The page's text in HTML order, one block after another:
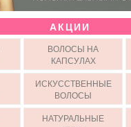
АКЦИИ
ВОЛОСЫ НА
КАПСУЛАХ
ИСКУССТВЕННЫЕ
ВОЛОСЫ
НАТУРАЛЬНЫЕ